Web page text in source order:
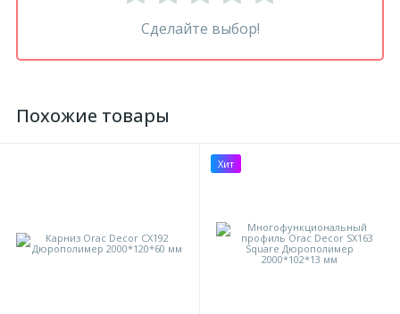
Сделайте выбор!
Похожие товары
Хит